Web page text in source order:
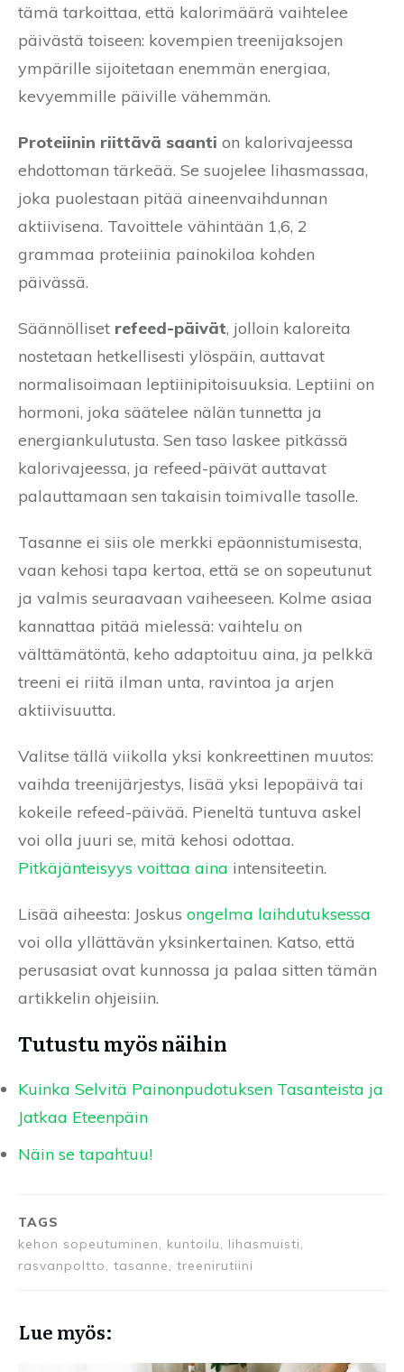
tämä tarkoittaa, että kalorimäärä vaihtelee
päivästä toiseen: kovempien treenijaksojen
ympärille sijoitetaan enemmän energiaa,
kevyemmille päiville vähemmän.
Proteiinin riittävä saanti on kalorivajeessa
ehdottoman tärkeää. Se suojelee lihasmassaa,
joka puolestaan pitää aineenvaihdunnan
aktiivisena. Tavoittele vähintään 1,6, 2
grammaa proteiinia painokiloa kohden
päivässä.
Säännölliset refeed-päivät, jolloin kaloreita
nostetaan hetkellisesti ylöspäin, auttavat
normalisoimaan leptiinipitoisuuksia. Leptiini on
hormoni, joka säätelee nälän tunnetta ja
energiankulutusta. Sen taso laskee pitkässä
kalorivajeessa, ja refeed-päivät auttavat
palauttamaan sen takaisin toimivalle tasolle.
Tasanne ei siis ole merkki epäonnistumisesta,
vaan kehosi tapa kertoa, että se on sopeutunut
ja valmis seuraavaan vaiheeseen. Kolme asiaa
kannattaa pitää mielessä: vaihtelu on
välttämätöntä, keho adaptoituu aina, ja pelkkä
treeni ei riitä ilman unta, ravintoa ja arjen
aktiivisuutta.
Valitse tällä viikolla yksi konkreettinen muutos:
vaihda treenijärjestys, lisää yksi lepopäivä tai
kokeile refeed-päivää. Pieneltä tuntuva askel
voi olla juuri se, mitä kehosi odottaa.
Pitkäjänteisyys voittaa aina intensiteetin.
Lisää aiheesta: Joskus ongelma laihdutuksessa
voi olla yllättävän yksinkertainen. Katso, että
perusasiat ovat kunnossa ja palaa sitten tämän
artikkelin ohjeisiin.
Tutustu myös näihin
Kuinka Selvitä Painonpudotuksen Tasanteista ja
Jatkaa Eteenpäin
Näin se tapahtuu!
TAGS
kehon sopeutuminen, kuntoilu, lihasmuisti,
rasvanpoltto, tasanne, treenirutiini
Lue myös: